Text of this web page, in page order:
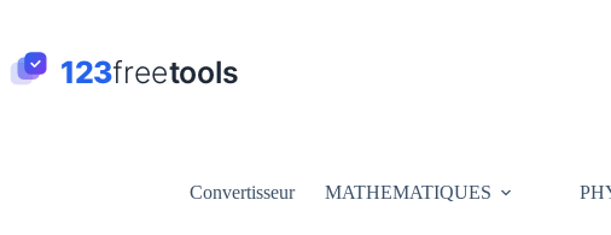
contenu
Convertisseur MATHEMATIQUES